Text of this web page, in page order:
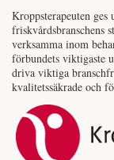
Kroppsterapeuten
friskvårdsbranschens
verksamma inom
förbundets viktigaste
driva viktiga
kvalitetssäkrade och